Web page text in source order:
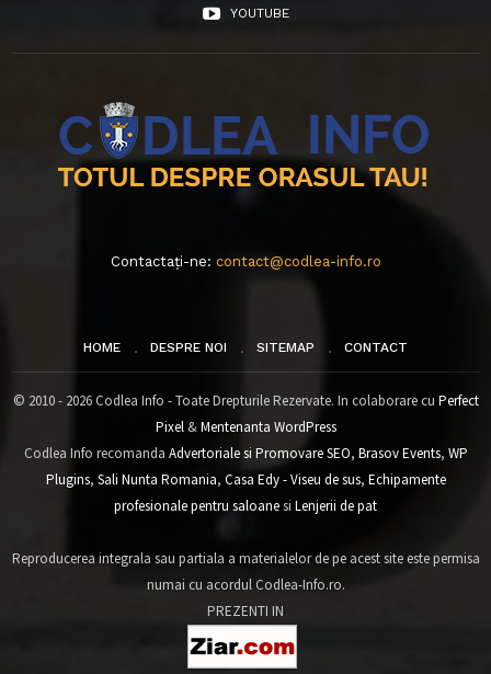
YOUTUBE
Contactați-ne: contact@codlea-info.ro
HOME DESPRE NOI SITEMAP CONTACT
© 2010 - 2026 Codlea Info - Toate Drepturile Rezervate. In colaborare cu Perfect
Pixel&Mentenanta WordPress
Codlea Info recomanda Advertoriale si Promovare SEO, Brasov Events, WP
Plugins, Sali Nunta Romania, Casa Edy - Viseu de sus, Echipamente
profesionale pentru saloanesi Lenjerii de pat
Reproducerea integrala sau partiala a materialelor de pe acest site este permisa
numai cu acordul Codlea-Info.ro.
PREZENTI IN